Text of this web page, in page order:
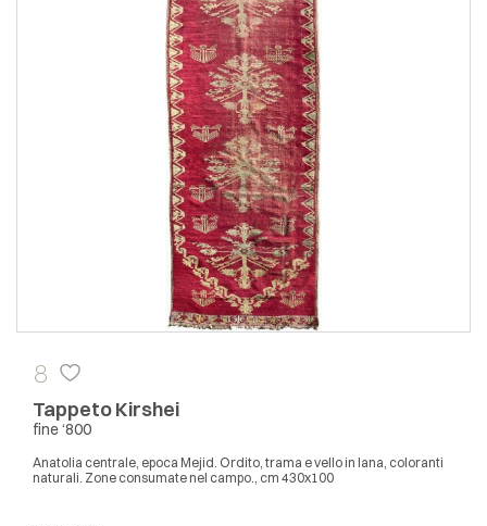
8
Tappeto Kirshei
fine ‘800
Anatolia centrale, epoca Mejid. Ordito, trama e vello in lana, coloranti
naturali. Zone consumate nel campo., cm 430x100